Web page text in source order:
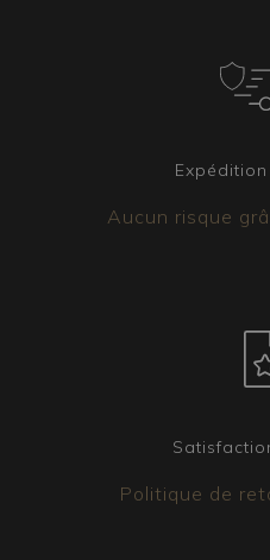
Aucun risque
Politique de